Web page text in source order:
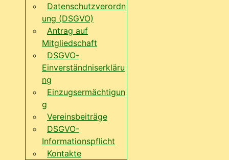
Datenschutzverordn
ung (DSGVO)
Antrag auf
Mitgliedschaft
DSGVO-
Einverständniserkläru
ng
Einzugsermächtigun
g
Vereinsbeiträge
DSGVO-
Informationspflicht
Kontakte